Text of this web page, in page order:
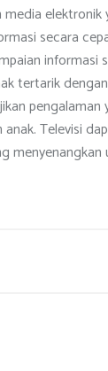
media elektronik
secara
informasi
tertarik
pengalaman
Televisi